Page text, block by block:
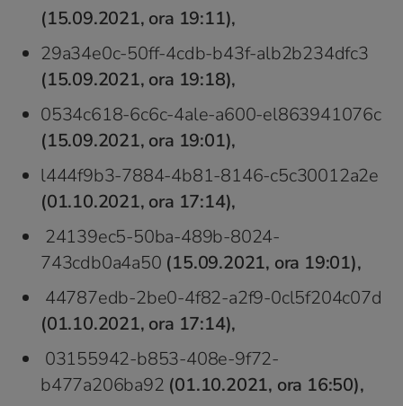
(15.09.2021, ora 19:11),
29a34e0c-50ff-4cdb-b43f-alb2b234dfc3
(15.09.2021, ora 19:18),
0534c618-6c6c-4ale-a600-el863941076c
(15.09.2021, ora 19:01),
l444f9b3-7884-4b81-8146-c5c30012a2e
(01.10.2021, ora 17:14),
24139ec5-50ba-489b-8024-
743cdb0a4a50 (15.09.2021, ora 19:01),
44787edb-2be0-4f82-a2f9-0cl5f204c07d
(01.10.2021, ora 17:14),
03155942-b853-408e-9f72-
b477a206ba92 (01.10.2021, ora 16:50),